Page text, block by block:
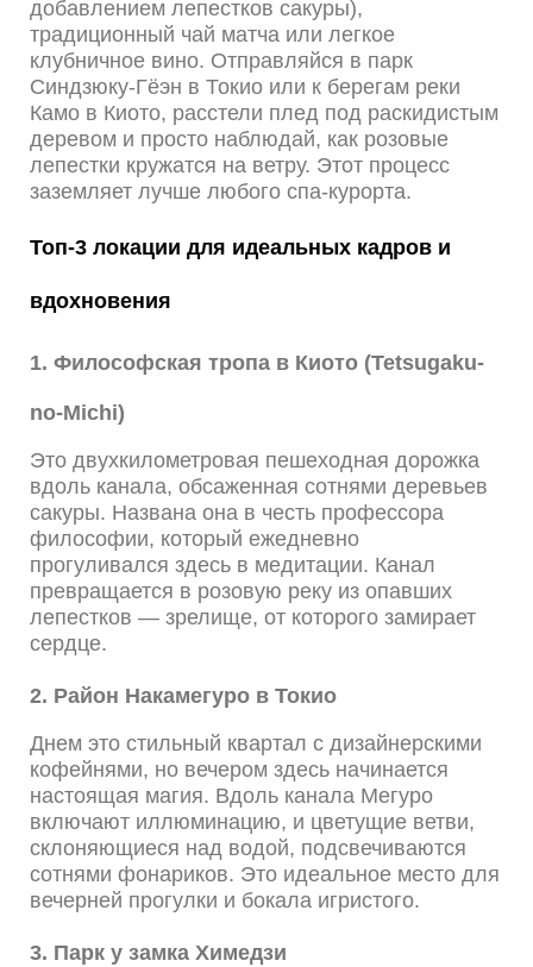
добавлением лепестков сакуры),
традиционный чай матча или легкое
клубничное вино. Отправляйся в парк
Синдзюку-Гёэн в Токио или к берегам реки
Камо в Киото, расстели плед под раскидистым
деревом и просто наблюдай, как розовые
лепестки кружатся на ветру. Этот процесс
заземляет лучше любого спа-курорта.
Топ-3 локации для идеальных кадров и
вдохновения
1. Философская тропа в Киото (Tetsugaku-
no-Michi)
Это двухкилометровая пешеходная дорожка
вдоль канала, обсаженная сотнями деревьев
сакуры. Названа она в честь профессора
философии, который ежедневно
прогуливался здесь в медитации. Канал
превращается в розовую реку из опавших
лепестков — зрелище, от которого замирает
сердце.
2. Район Накамегуро в Токио
Днем это стильный квартал с дизайнерскими
кофейнями, но вечером здесь начинается
настоящая магия. Вдоль канала Мегуро
включают иллюминацию, и цветущие ветви,
склоняющиеся над водой, подсвечиваются
сотнями фонариков. Это идеальное место для
вечерней прогулки и бокала игристого.
3. Парк у замка Химедзи